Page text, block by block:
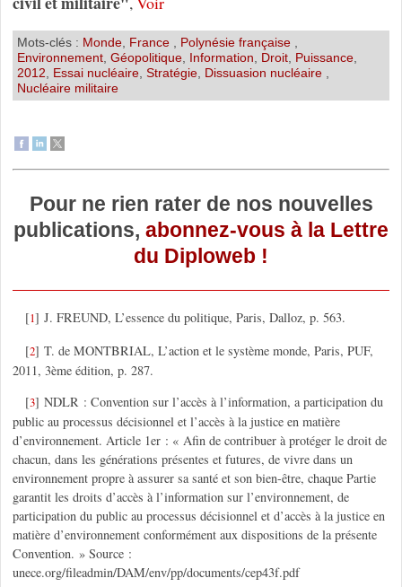
Mots-clés : Monde, France Polynésie française
Environnement, Géopolitique, Information Droit, Puissance,
2012
Essai nucléaire, Stratégie, Dissuasion nucléaire
Nucléaire militaire
Pour ne rien rater de nos nouvelles
publications, abonnez-vous à la Lettre
du Diploweb !
[1]J. FREUND, L’essence du politique, Paris, Dalloz, p. 563.
[2]T. de MONTBRIAL, L’action et le système monde, Paris, PUF,
2011, 3ème édition, p. 287.
[3]NDLR : Convention sur l’accès à l’information, a participation du
public au processus décisionnel et l’accès à la justice en matière
d’environnement. Article 1er : « Afin de contribuer à protéger le droit de
chacun, dans les générations présentes et futures, de vivre dans un
environnement propre à assurer sa santé et son bien-être, chaque Partie
garantit les droits d’accès à l’information sur l’environnement, de
participation du public au processus décisionnel et d’accès à la justice en
matière d’environnement conformément aux dispositions de la présente
Convention. » Source :
unece.org/fileadmin/DAM/env/pp/documents/cep43f.pdf